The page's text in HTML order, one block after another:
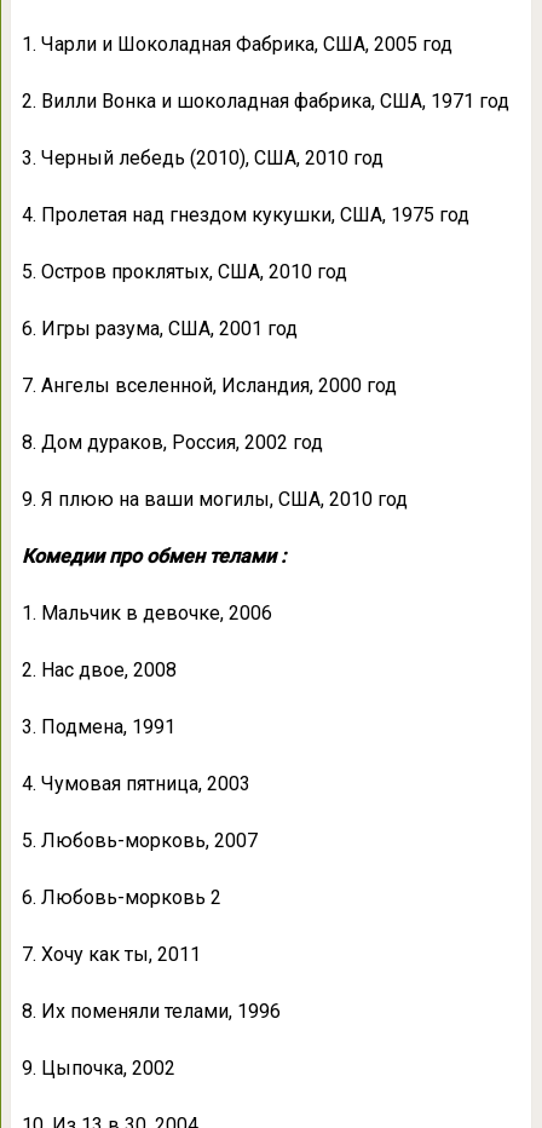
1. Чарли и Шоколадная Фабрика, США, 2005 год
2. Вилли Вонка и шоколадная фабрика, США, 1971 год
3. Черный лебедь (2010), США, 2010 год
4. Пролетая над гнездом кукушки, США, 1975 год
5. Остров проклятых, США, 2010 год
6. Игры разума, США, 2001 год
7. Ангелы вселенной, Исландия, 2000 год
8. Дом дураков, Россия, 2002 год
9. Я плюю на ваши могилы, США, 2010 год
Комедии про обмен телами :
1. Мальчик в девочке, 2006
2. Нас двое, 2008
3. Подмена, 1991
4. Чумовая пятница, 2003
5. Любовь-морковь, 2007
6. Любовь-морковь 2
7. Хочу как ты, 2011
8. Их поменяли телами, 1996
9. Цыпочка, 2002